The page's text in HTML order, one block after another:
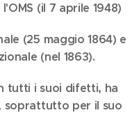
(il 7 aprile 1948)
(25 maggio 1864) e
(nel 1863).
tutti i suoi difetti, ha
soprattutto per il suo